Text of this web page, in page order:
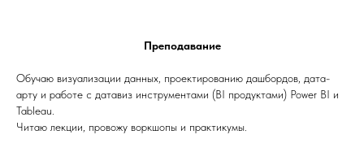
Преподавание
Обучаю визуализации данных, проектированию дашбордов, дата-
арту и работе с датавиз инструментами (BI продуктами) Power BI и
Tableau.
Читаю лекции, провожу воркшопы и практикумы.